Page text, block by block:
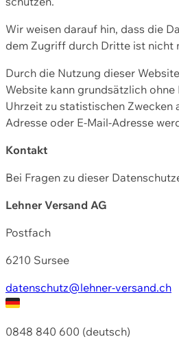
Wir weisen darauf hin, dass die
dem Zugriff durch Dritte ist nicht
Durch die Nutzung dieser
Website kann grundsätzlich
Uhrzeit zu statistischen Zwecken
Adresse oder E-Mail-Adresse
Kontakt
Bei Fragen zu dieser
Lehner Versand AG
Postfach
6210 Sursee
datenschutz@lehner-versand.ch
0848 840 600 (deutsch)